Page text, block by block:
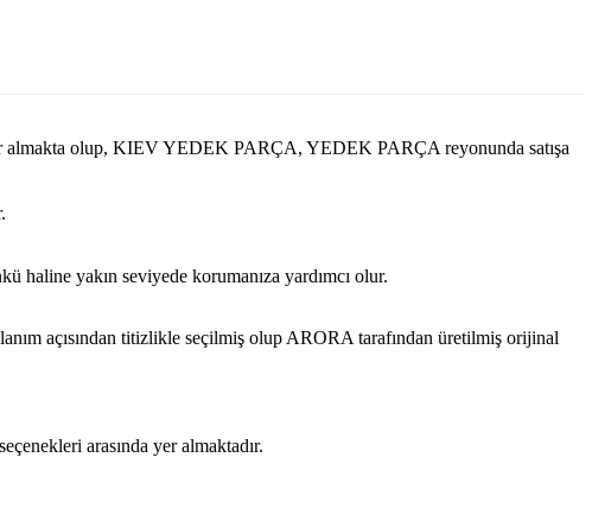
olup, KIEV YEDEK PARÇA, YEDEK PARÇA reyonunda satışa
haline yakın seviyede korumanıza yardımcı olur.
açısından titizlikle seçilmiş olup ARORA tarafından üretilmiş orijinal
arasında yer almaktadır.